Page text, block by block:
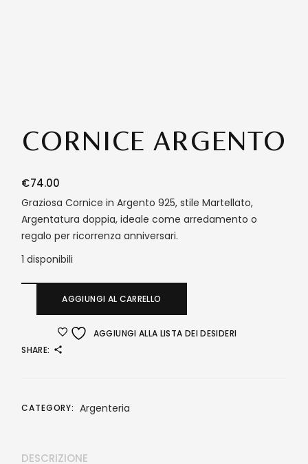
CORNICE ARGENTO
€74.00
Graziosa Cornice in Argento 925, stile Martellato,
Argentatura doppia, ideale come arredamento o
regalo per ricorrenza anniversari.
1 disponibili
AGGIUNGI AL CARRELLO
AGGIUNGI ALLA LISTA DEI DESIDERI
SHARE:
CATEGORY: Argenteria
DESCRIZIONE